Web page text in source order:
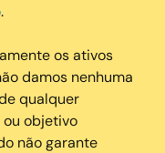
.
os ativos
damos nenhuma
qualquer
objetivo
não garante